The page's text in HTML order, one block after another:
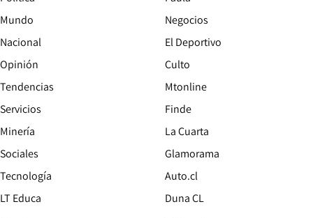
Mundo
Nacional
Opinión
Tendencias
Servicios
Minería
Sociales
Tecnología
LT Educa
Negocios
El Deportivo
Culto
Mtonline
Finde
La Cuarta
Glamorama
Auto.clOpens in new window
Duna CLOpens in new window